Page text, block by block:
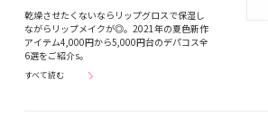
乾燥させたくないならリップグロスで保湿し
ながらリップメイクが◎。2021年の夏色新作
アイテム4,000円から5,000円台のデパコス全
6選をご紹介s。
すべて読む